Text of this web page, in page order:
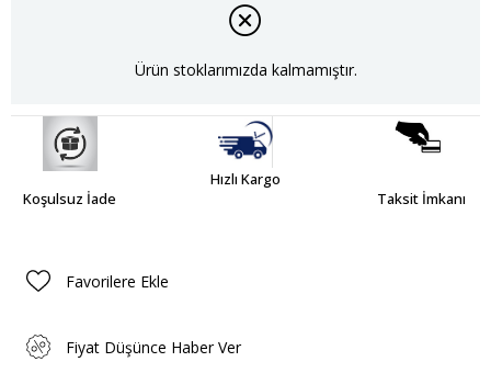
Ürün stoklarımızda kalmamıştır.
Koşulsuz İade
Hızlı Kargo
Taksit İmkanı
Favorilere Ekle
Fiyat Düşünce Haber Ver